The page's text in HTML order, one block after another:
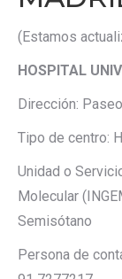
(Estamos
HOSPITAL
Dirección:
Tipo de centro:
Unidad o
Molecular
Semisótano
Persona de